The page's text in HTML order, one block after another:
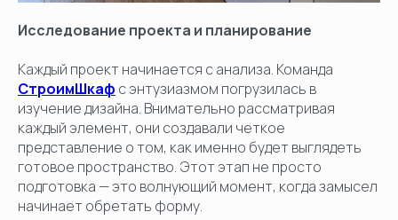
Исследование проекта и планирование
Каждый проект начинается с анализа. Команда
СтроимШкаф с энтузиазмом погрузилась в
изучение дизайна. Внимательно рассматривая
каждый элемент, они создавали четкое
представление о том, как именно будет выглядеть
готовое пространство. Этот этап не просто
подготовка — это волнующий момент, когда замысел
начинает обретать форму.